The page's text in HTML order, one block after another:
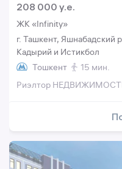
208 000 y.e.
ЖК «Infinity»
г. Ташкент, Яшнабадский
Кадырий и Истикбол
Тошкент
15 мин.
Риэлтор